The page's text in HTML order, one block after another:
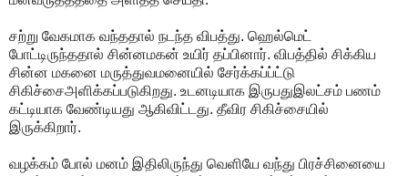
சற்று வேகமாக வந்ததால் நடந்த விபத்து. ஹெல்மெட்
போட்டிருந்ததால் சின்னமகன் உயிர் தப்பினார். விபத்தில் சிக்கிய
சின்ன மகனை மருத்துவமனையில் சேர்க்கப்ப்ட்டு
சிகிச்சைஅளிக்கப்படுகிறது. உடனடியாக இருபதுஇலட்சம் பணம்
கட்டியாக வேண்டியது ஆகிவிட்டது. தீவிர சிகிச்சையில்
இருக்கிறார்.
வழக்கம் போல் மனம் இதிலிருந்து வெளியே வந்து பிரச்சினையை